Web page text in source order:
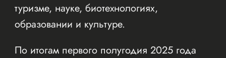
туризме, науке, биотехнологиях,
образовании и культуре.
По итогам первого полугодия 2025 года